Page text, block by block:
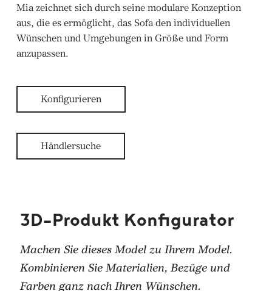
Mia zeichnet sich durch seine modulare Konzeption
aus, die es ermöglicht, das Sofa den individuellen
Wünschen und Umgebungen in Größe und Form
anzupassen.
Konfigurieren
Händlersuche
3D-Produkt Konfigurator
Machen Sie dieses Model zu Ihrem Model.
Kombinieren Sie Materialien, Bezüge und
Farben ganz nach Ihren Wünschen.